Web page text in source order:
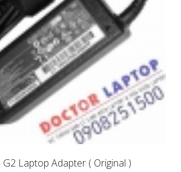
Laptop Adapter ( Original )